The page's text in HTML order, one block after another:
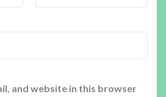
and website in this browser